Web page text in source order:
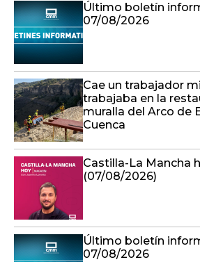
Último boletín
07/08/2026
Cae un trabajador
trabajaba en la
muralla del Arco de
Cuenca
Castilla-La Mancha
(07/08/2026)
Último boletín
07/08/2026